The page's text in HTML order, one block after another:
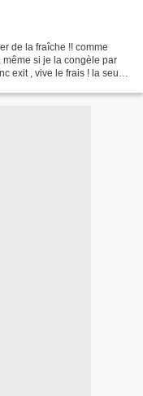
de la fraîche !! comme
si je la congèle par
exit , vive le frais ! la seule